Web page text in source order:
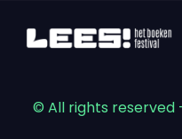
© All rights reserved